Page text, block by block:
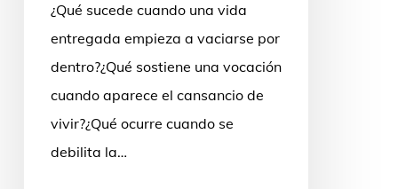
¿Qué sucede cuando una vida
entregada empieza a vaciarse por
dentro?¿Qué sostiene una vocación
cuando aparece el cansancio de
vivir?¿Qué ocurre cuando se
debilita la…